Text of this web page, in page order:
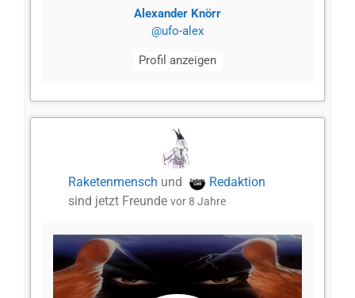
Alexander Knörr
@ufo-alex
Profil anzeigen
Raketenmensch und
Redaktion
sind jetzt Freundevor 8 Jahre